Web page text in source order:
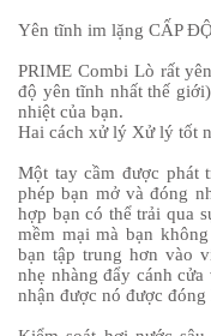
Yên tĩnh im lặng CẤP
PRIME Combi Lò rất
độ yên tĩnh nhất thế
nhiệt của bạn.
Hai cách xử lý Xử lý tốt
Một tay cầm được phát
phép bạn mở và đóng
hợp bạn có thể trải qua
mềm mại mà bạn
bạn tập trung hơn vào
nhẹ nhàng đẩy cánh
nhận được nó được